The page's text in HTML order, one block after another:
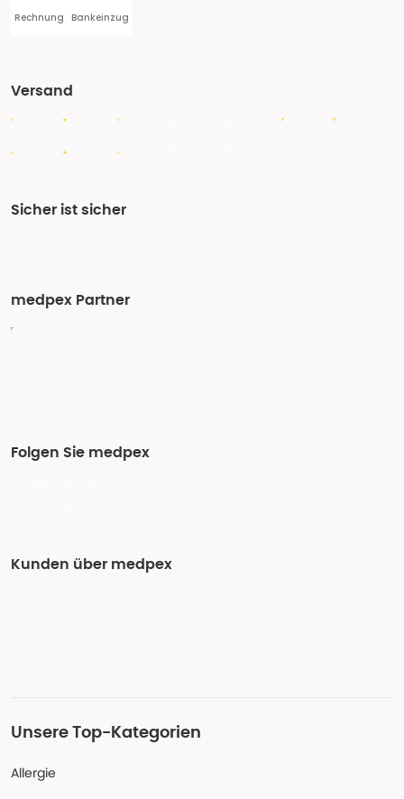
Rechnung Bankeinzug
Versand
Sicher ist sicher
medpex Partner
Folgen Sie medpex
Kunden über medpex
Unsere Top-Kategorien
Allergie